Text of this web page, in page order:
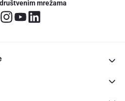
mrežama